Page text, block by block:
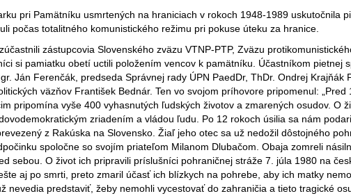
pri Pamätníku usmrtených na hraniciach v rokoch 1948-1989 uskutočnila
počas totalitného komunistického režimu pri pokuse úteku za hranice.
zástupcovia Slovenského zväzu VTNP-PTP, Zväzu
si pamiatku obetí uctili položením vencov k pamätníku. Účastníkom pietnej
Ján Ferenčák, predseda Správnej rady ÚPN PaedDr, ThDr. Ondrej Krajňák
väzňov František Bednár. Ten vo svojom príhovore pripomenul:
pripomína vyše 400 vyhasnutých ľudských životov a zmarených osudov. O
zriadením a vládou ľudu. Po 12 rokoch úsilia sa nám
z Rakúska na Slovensko. Žiaľ jeho otec sa už nedožil dôstojného
spoločne so svojím priateľom Milanom Dlubačom. Obaja zomreli
sebou. O život ich pripravili príslušníci pohraničnej stráže 7. júla 1980 na
aj po smrti, preto zmaril účasť ich blízkych na pohrebe, aby ich matky
nevedia predstaviť, žeby nemohli vycestovať do zahraničia a tieto tragické